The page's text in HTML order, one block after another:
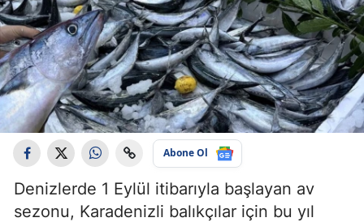
Abone Ol
Denizlerde 1 Eylül itibarıyla başlayan av
sezonu, Karadenizli balıkçılar için bu yıl